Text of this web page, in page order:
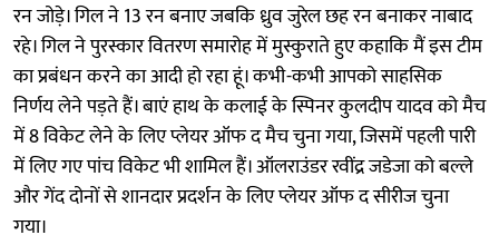
रन जोड़े। गिल ने 13 रन बनाए जबकि ध्रुव जुरेल छह रन बनाकर नाबाद
रहे। गिल ने पुरस्कार वितरण समारोह में मुस्कुराते हुए कहाकि मैं इस टीम
का प्रबंधन करने का आदी हो रहा हूं। कभी-कभी आपको साहसिक
निर्णय लेने पड़ते हैं। बाएं हाथ के कलाई के स्पिनर कुलदीप यादव को मैच
में 8 विकेट लेने के लिए प्लेयर ऑफ द मैच चुना गया, जिसमें पहली पारी
में लिए गए पांच विकेट भी शामिल हैं। ऑलराउंडर रवींद्र जडेजा को बल्ले
और गेंद दोनों से शानदार प्रदर्शन के लिए प्लेयर ऑफ द सीरीज चुना
गया।